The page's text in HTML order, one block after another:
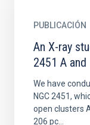
PUBLICACIÓN
An X-ray
2451 A and
We have
NGC 2451,
open clusters
206 pc...